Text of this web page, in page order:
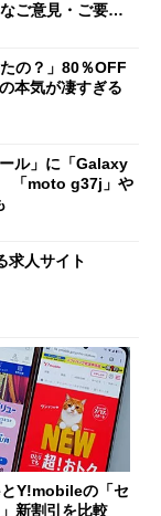
なご意見・ご要望
の？」80％OFF
本気が凄すぎる
ル」に「Galaxy
「moto g37j」や
求人サイト
Y!mobileの「セ
新割引を比較